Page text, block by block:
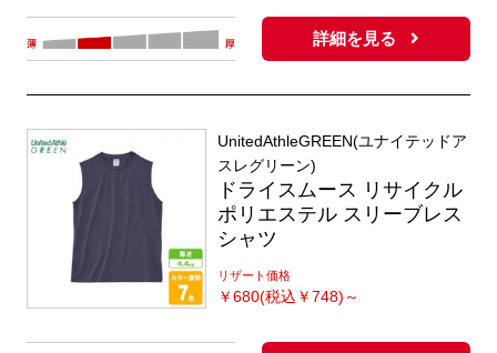
詳細を見る
UnitedAthleGREEN(ユナイテッドア
スレグリーン)
ドライスムース リサイクル
ポリエステル スリーブレス
シャツ
リザート価格
￥680(税込￥748)～